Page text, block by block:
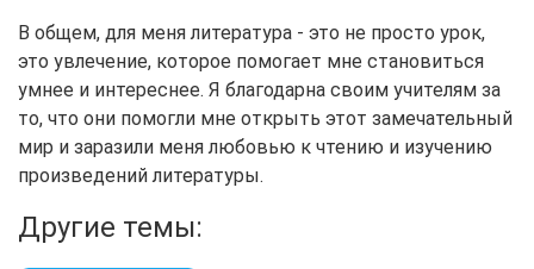
В общем, для меня литература - это не просто урок,
это увлечение, которое помогает мне становиться
умнее и интереснее. Я благодарна своим учителям за
то, что они помогли мне открыть этот замечательный
мир и заразили меня любовью к чтению и изучению
произведений литературы.
Другие темы: